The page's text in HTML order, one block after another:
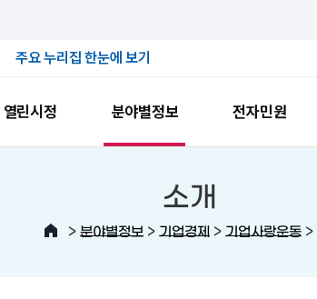
주요 누리집 한눈에 보기
열린시정 분야별정보 전자민원
소개
> 분야별정보 > 기업경제 > 기업사랑운동 >